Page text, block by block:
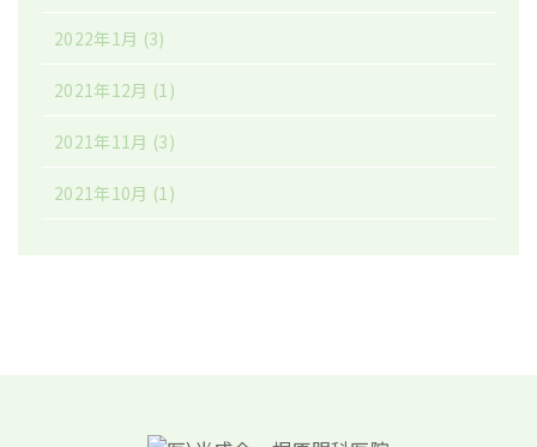
2022年1月 (3)
2021年12月 (1)
2021年11月 (3)
2021年10月 (1)